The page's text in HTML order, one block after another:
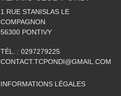
1 RUE STANISLAS LE
COMPAGNON
56300 PONTIVY
TÉL. : 0297279225
CONTACT.TCPONDI@GMAIL.COM
INFORMATIONS LÉGALES